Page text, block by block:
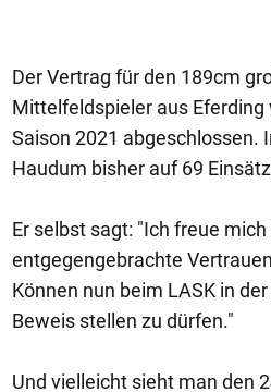
Der Vertrag für den 189cm
Mittelfeldspieler aus Eferding
Saison 2021 abgeschlossen.
Haudum bisher auf 69
Er selbst sagt: "Ich freue
entgegengebrachte
Können nun beim LASK in
Beweis stellen zu dürfen."
Und vielleicht sieht man den